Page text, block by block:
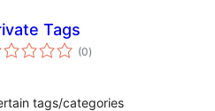
Tags
(0एकूण
मूल्यांकन
)
tags/categories